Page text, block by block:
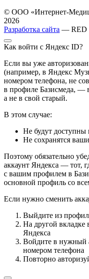
© ООО «Интернет-
2026
Разработка сайта — RED
Как войти с Яндекс ID?
Если вы уже
(например, в Яндекс
номером телефона, не
в профиле Базисмеда, —
а не в свой старый.
В этом случае:
Не будут
Не сохранятся
Поэтому обязательно
аккаунт Яндекса — тот,
с вашим профилем в
основной профиль со
Если нужно сменить
Выйдите из
На другой вкладке
Яндекса
Войдите в нужный
номером телефона
Повторно